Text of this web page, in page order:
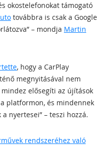
okostelefonokat támogató
továbbra is csak a Google
– mondja Martin
, hogy a CarPlay
megnyitásával nem
elősegíti az újítások
platformon, és mindennek
nyertesei” – teszi hozzá.
rendszeréhez való